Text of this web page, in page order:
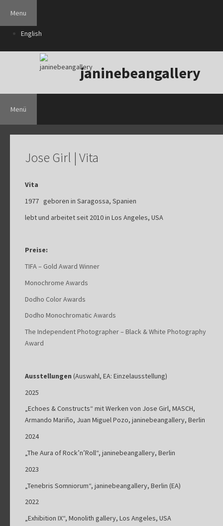
Inhalt
springen
Menu
English
janinebeangallery
Menü
Jose Girl | Vita
Vita
1977 geboren in Saragossa, Spanien
lebt und arbeitet seit 2010 in Los Angeles, USA
Preise:
TIFA – Gold Award Winner
Monochrome Awards
Dodho Color Awards
Dodho Monochromatic Awards
The Independent Photographer – Black & White Photography
Award
Ausstellungen (Auswahl, EA: Einzelausstellung)
2025
„Echoes & Constructs“ mit Werken von Jose Girl, MASCH,
Armando Mariño, Juan Miguel Pozo, janinebeangallery, Berlin
2024
„The Aura of Rock’n’Roll“, janinebeangallery, Berlin
2023
„Tenebris Somniorum“, janinebeangallery, Berlin (EA)
2022
„Exhibition IX“, Monolith gallery, Los Angeles, USA